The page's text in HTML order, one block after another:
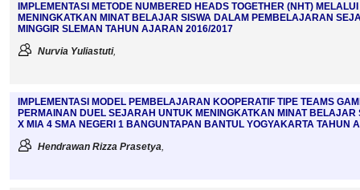
IMPLEMENTASI METODE NUMBERED HEADS TOGETHER (NHT)
MENINGKATKAN MINAT BELAJAR SISWA DALAM PEMBELAJARAN
MINGGIR SLEMAN TAHUN AJARAN 2016/2017
Nurvia Yuliastuti,
IMPLEMENTASI MODEL PEMBELAJARAN KOOPERATIF TIPE TEAMS
PERMAINAN DUEL SEJARAH UNTUK MENINGKATKAN MINAT
X MIA 4 SMA NEGERI 1 BANGUNTAPAN BANTUL YOGYAKARTA TAHUN
Hendrawan Rizza Prasetya,